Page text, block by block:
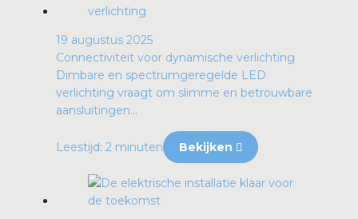
19 augustus 2025
Connectiviteit voor dynamische verlichting
Dimbare en spectrumgeregelde LED
verlichting vraagt om slimme en betrouwbare
aansluitingen...
Leestijd: 2 minuten Bekijken